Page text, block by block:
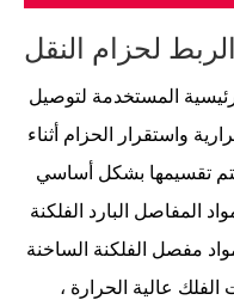
لحزام النقل
المستخدمة لتوصيل
واستقرار الحزام أثناء
يتم تقسيمها بشكل أساسي
المفاصل البارد الفلكنة
مفصل الفلكنة الساخنة
عالية الحرارة ،